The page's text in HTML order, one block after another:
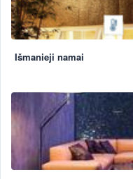
Išmanieji namai